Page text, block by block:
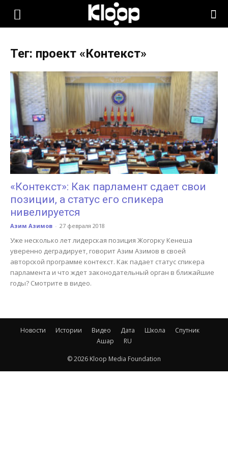
KLOOP.KG
Новости
Кыргызстана
Тег: проект «Контекст»
«Контекст»: Как парламент сдает свои
позиции, а статус его спикера
нивелируется
Азим Азимов - 27 февраля 2018
Уже несколько лет лидерская позиция Жогорку Кенеша
уверенно деградирует, говорит Азим Азимов в своей
авторской программе контекст. Как падает статус спикера
парламента и что ждет законодательный орган в ближайшие
годы? Смотрите в видео.
Новости Истории Видео Дата Школа
Спутник
Ашар
RU
© 2026 Kloop Media Foundation